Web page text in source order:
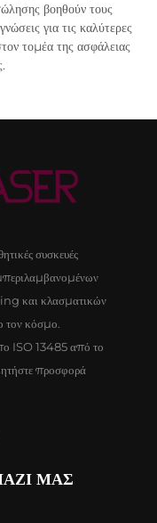
βοηθούν τους
για τις καλύτερες
τομέα της ασφάλειας
συσκευές
και κλασματικών
τον κόσμο.
ISO 13485 από το
προσφορά
ΜΑΣ